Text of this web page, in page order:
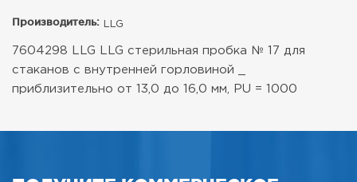
Производитель: LLG
7604298 LLG LLG стерильная пробка № 17 для
стаканов с внутренней горловиной _
приблизительно от 13,0 до 16,0 мм, PU = 1000